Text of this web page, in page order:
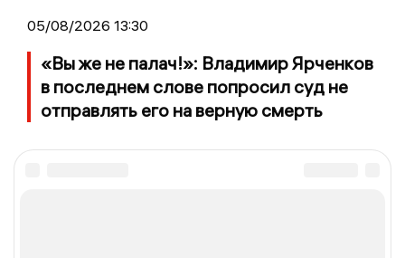
05/08/2026 13:30
«Вы же не палач!»: Владимир Ярченков
в последнем слове попросил суд не
отправлять его на верную смерть